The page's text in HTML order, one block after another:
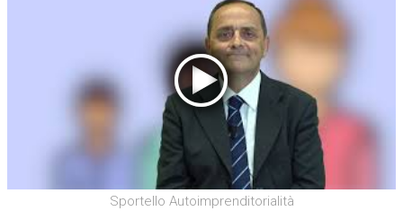
Sportello Autoimprenditorialità